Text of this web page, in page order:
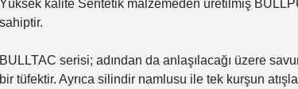
Yüksek kalite Sentetik malzemeden üretilmiş
sahiptir.
BULLTAC serisi; adından da anlaşılacağı üzere
bir tüfektir. Ayrıca silindir namlusu ile tek kurşun